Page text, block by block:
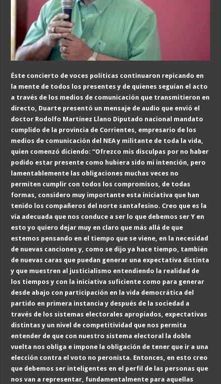
Éste concierto de voces políticas continuaron repicando en
la mente de todos los presentes y de quienes seguían el acto
a través de los medios de comunicación que transmitieron en
directo, Duarte presentó un mensaje de audio que envió el
doctor Rodolfo Martínez Llano Diputado nacional mandato
cumplido de la provincia de Corrientes, empresario de los
medios de comunicación del NEA y militante de toda la vida,
quien comenzó diciendo: “Ofrezco mis disculpas por no haber
podido estar presente como hubiera sido mi intención, pero
lamentablemente las obligaciones muchas veces no
permiten cump lir con todos los compromisos, d e todas
formas, considero muy importante esta iniciativa que han
tenido los compañeros del norte santafesino. Creo que es la
vía adecuada que nos conduce a ser lo que debemos ser Y en
esto yo quiero dejar muy en claro que más allá de que
estemos pensando en el tiempo que se viene, en la necesidad
de nuevas canciones y, como se dijo ya hace tiempo, también
de nuevas caras que puedan generar una expectativa distinta
y que muestren al justicialismo entendiendo la realidad de
los tiempos y con la iniciativa suficiente como para generar
desde abajo con participación en la vida democrática del
partido en primera instancia y después de la sociedad a
través de los sistemas electorales apropiados, expectativas
distintas y un nivel de competitividad que nos permita
entender de que con nuestro sistema electoral la doble
vuelta nos obliga e impone la obligación de tener que ir a una
elección contra el voto no peronista. Entonces, en esto creo
que debemos ser inteligentes en el perfil de las personas que
nos van a representar, fundamentalmente para aquellas